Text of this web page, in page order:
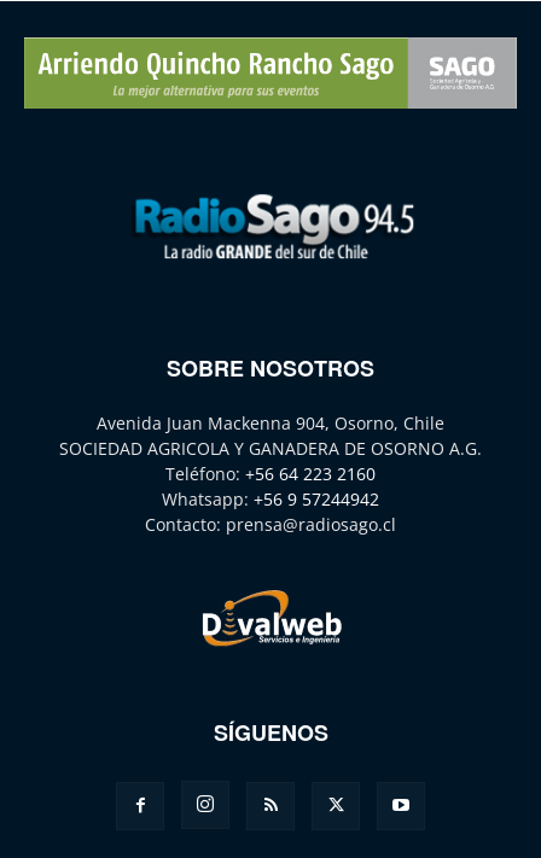
SOBRE NOSOTROS
Avenida Juan Mackenna 904, Osorno, Chile
SOCIEDAD AGRICOLA Y GANADERA DE OSORNO A.G.
Teléfono: +56 64 223 2160
Whatsapp: +56 9 57244942
Contacto: prensa@radiosago.cl
SÍGUENOS